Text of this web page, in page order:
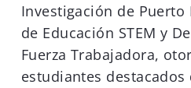
Investigación de Puerto
de Educación STEM y
Fuerza Trabajadora,
estudiantes destacados